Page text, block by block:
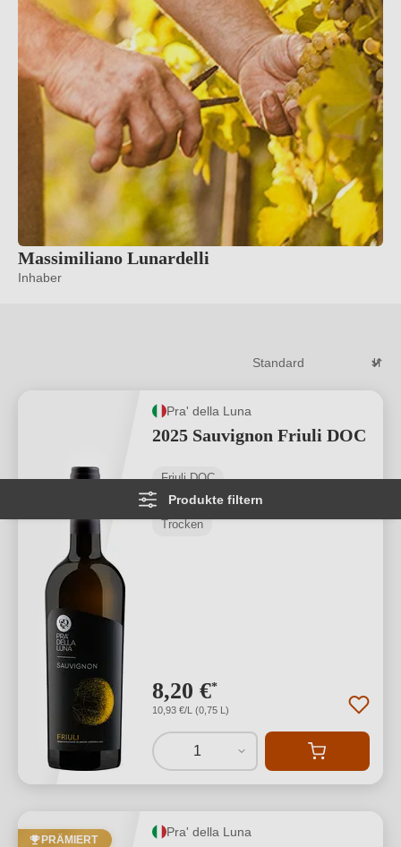
Massimiliano Lunardelli
Inhaber
Produkte filtern
Pra' della Luna
2025 Sauvignon Friuli DOC
Friuli DOC
Sauvignon Blanc
Trocken
8,20 €*
10,93 €/L (0,75 L)
1
PRÄMIERT
Pra' della Luna